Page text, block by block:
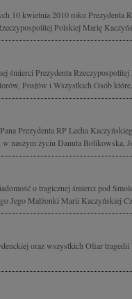
10 kwietnia 2010 roku Prezydenta
Polskiej Marię
śmierci Prezydenta
Posłów i Wszystkich Osób
Prezydenta RP Lecha
w naszym życiu Danuta Bolikowska,
o tragicznej śmierci pod
Jego Małżonki Marii Kaczyńskiej
oraz wszystkich Ofiar tragedii